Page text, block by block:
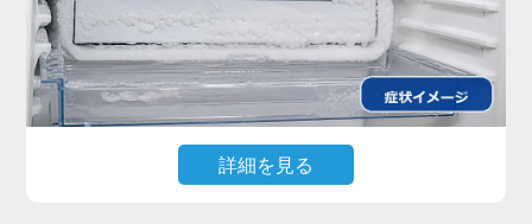
衛生面にも直結するため、迅速な原因特定と当日中
のスピード解決を意識して対応しております。江戸
川区周辺で冷蔵庫の冷却不良にお困りの際は、いつ
でもお気軽にご相談ください。
詳細を見る